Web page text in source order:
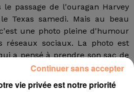
le passage de l'ouragan Harvey
Texas samedi. Mais au beau
une photo pleine d'humour
sociaux. La photo est
a pensé à prendre son sac de
d'aller faire sa balade alors
la nuit
vie privée est notre priorité
Continuer sans accepter